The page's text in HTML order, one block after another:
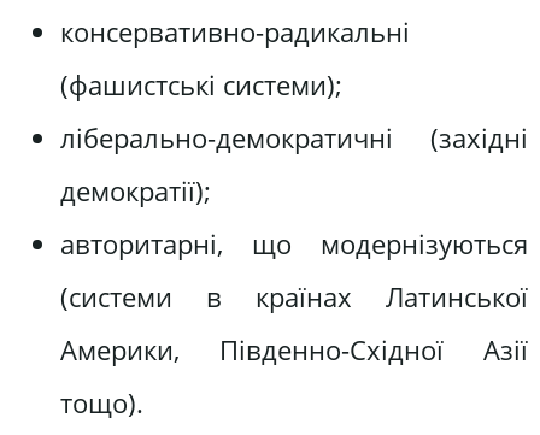
консервативно-радикальні
(фашистські системи);
ліберально-демократичні (західні
демократії);
авторитарні, що модернізуються
(системи в країнах Латинської
Америки, Південно-Східної Азії
тощо).